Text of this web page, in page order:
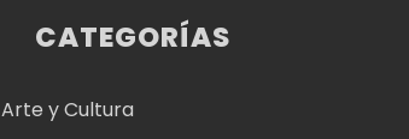
CATEGORÍAS
Arte y Cultura